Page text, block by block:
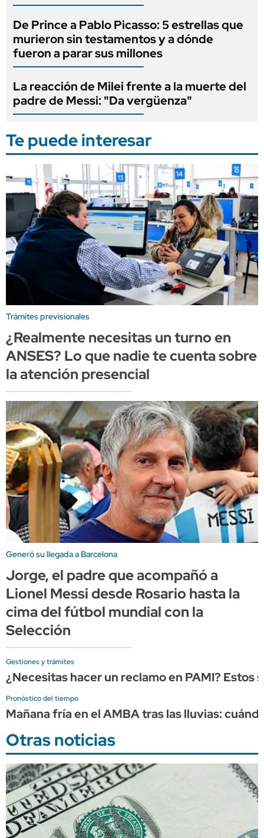
De Prince a Pablo Picasso: 5 estrellas que
murieron sin testamentos y a dónde
fueron a parar sus millones
La reacción de Milei frente a la muerte del
padre de Messi: "Da vergüenza"
Te puede interesar
Trámites previsionales
¿Realmente necesitas un turno en
ANSES? Lo que nadie te cuenta sobre
la atención presencial
Generó su llegada a Barcelona
Jorge, el padre que acompañó a
Lionel Messi desde Rosario hasta la
cima del fútbol mundial con la
Selección
Gestiones y trámites
¿Necesitas hacer un reclamo en PAMI?
Pronóstico del tiempo
Mañana fría en el AMBA tras las lluvias:
Otras noticias